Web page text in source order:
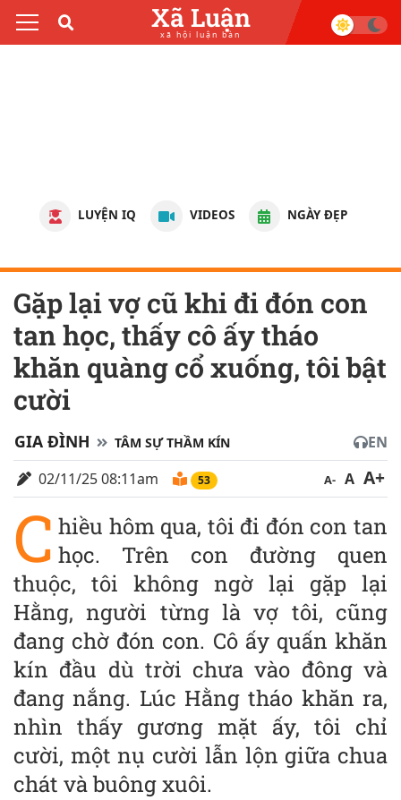
Xã Luận
xã hội luận bàn
LUYỆN IQ VIDEOS NGÀY ĐẸP
Gặp lại vợ cũ khi đi đón con
tan học, thấy cô ấy tháo
khăn quàng cổ xuống, tôi bật
cười
GIA ĐÌNH TÂM SỰ THẦM KÍN
EN
02/11/25 08:11am
53 A- A A+
C hiều hôm qua, tôi đi đón con tan
học. Trên con đường quen
thuộc, tôi không ngờ lại gặp lại
Hằng, người từng là vợ tôi, cũng
đang chờ đón con. Cô ấy quấn khăn
kín đầu dù trời chưa vào đông và
đang nắng. Lúc Hằng tháo khăn ra,
nhìn thấy gương mặt ấy, tôi chỉ
cười, một nụ cười lẫn lộn giữa chua
chát và buông xuôi.